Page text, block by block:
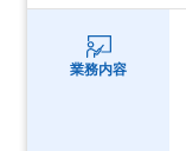
業務内容